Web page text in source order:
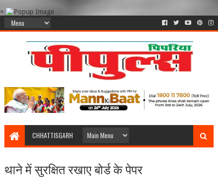
×
CHHATTISGARH
थाने में सुरक्षित रखाए बोर्ड के पेपर